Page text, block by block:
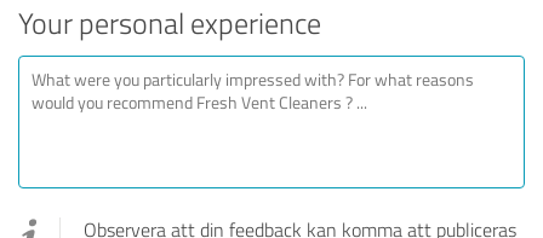
Your personal experience
Observera att din feedback kan komma att publiceras